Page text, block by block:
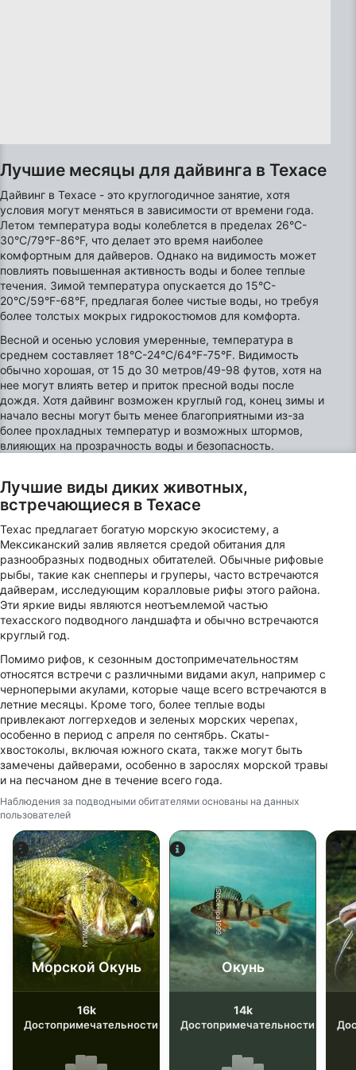
Лучшие месяцы для дайвинга в Техасе
Дайвинг в Техасе - это круглогодичное занятие, хотя
условия могут меняться в зависимости от времени года.
Летом температура воды колеблется в пределах 26°C-
30°C/79°F-86°F, что делает это время наиболее
комфортным для дайверов. Однако на видимость может
повлиять повышенная активность воды и более теплые
течения. Зимой температура опускается до 15°C-
20°C/59°F-68°F, предлагая более чистые воды, но требуя
более толстых мокрых гидрокостюмов для комфорта.
Весной и осенью условия умеренные, температура в
среднем составляет 18°C-24°C/64°F-75°F. Видимость
обычно хорошая, от 15 до 30 метров/49-98 футов, хотя на
нее могут влиять ветер и приток пресной воды после
дождя. Хотя дайвинг возможен круглый год, конец зимы и
начало весны могут быть менее благоприятными из-за
более прохладных температур и возможных штормов,
влияющих на прозрачность воды и безопасность.
Лучшие виды диких животных,
встречающиеся в Техасе
Техас предлагает богатую морскую экосистему, а
Мексиканский залив является средой обитания для
разнообразных подводных обитателей. Обычные рифовые
рыбы, такие как снепперы и груперы, часто встречаются
дайверам, исследующим коралловые рифы этого района.
Эти яркие виды являются неотъемлемой частью
техасского подводного ландшафта и обычно встречаются
круглый год.
Помимо рифов, к сезонным достопримечательностям
относятся встречи с различными видами акул, например с
черноперыми акулами, которые чаще всего встречаются в
летние месяцы. Кроме того, более теплые воды
привлекают логгерхедов и зеленых морских черепах,
особенно в период с апреля по сентябрь. Скаты-
хвостоколы, включая южного ската, также могут быть
замечены дайверами, особенно в зарослях морской травы
и на песчаном дне в течение всего года.
Наблюдения за подводными обитателями основаны на данных
пользователей
iStock-ANDY_BOWLIN
Морской Окунь
16k
Достопримечательности
iStock-jpa1999
Окунь
14k
Достопримечательности
функциональная
реклама